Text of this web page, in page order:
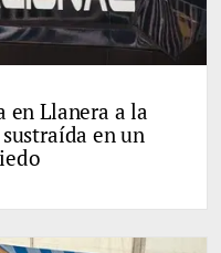
en Llanera a la
en un